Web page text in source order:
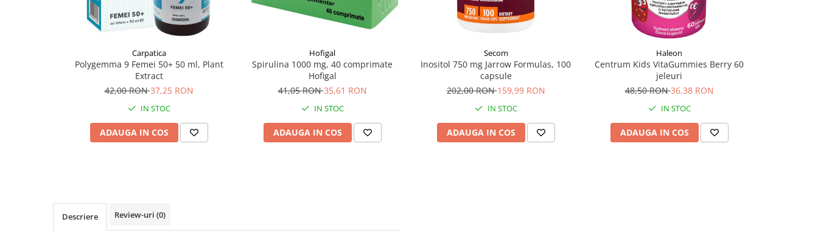
Supliment Vitamina D3
Supliment Vitamina E
Tincturi si Gemoderivate
Carpatica
Polygemma 9 Femei 50+ 50 ml, Plant
Extract
42,00 RON37,25 RON
IN STOC
ADAUGA IN COS
Hofigal
Spirulina 1000 mg, 40 comprimate
Hofigal
41,05 RON35,61 RON
IN STOC
ADAUGA IN COS
Secom
Inositol 750 mg Jarrow Formulas, 100
capsule
202,00 RON159,99 RON
IN STOC
ADAUGA IN COS
Haleon
Centrum Kids VitaGummies Berry 60
jeleuri
48,50 RON36,38 RON
IN STOC
ADAUGA IN COS
Descriere Review-uri (0)